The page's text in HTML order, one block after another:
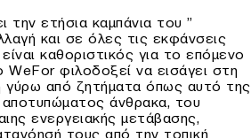
ετήσια καμπάνια του ”
και σε όλες τις εκφάνσεις
καθοριστικός για το επόμενο
φιλοδοξεί να εισάγει στη
γύρω από ζητήματα όπως αυτό της
άνθρακα, του
ενεργειακής μετάβασης,
τους από την τοπική